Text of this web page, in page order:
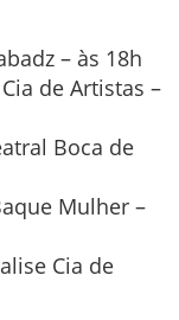
– às 18h
de Artistas –
Boca de
Mulher –
Cia de